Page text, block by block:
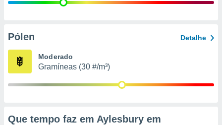
e
Pólen Detalhe
Moderado
Gramíneas (30 #/m³)
Que tempo faz em Aylesbury em